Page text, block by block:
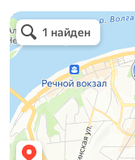
Электрон
Светильники в Нижнем
Электротехническая